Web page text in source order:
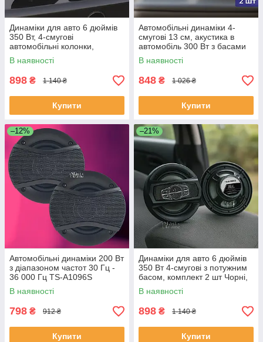
Динаміки для авто 6 дюймів
350 Вт, 4-смугові
автомобільні колонки,
комплект 2 шт Чорні, TS-
A1695S
В наявності
898 ₴ 1 140 ₴
Купити
Автомобільні динаміки 4-
смугові 13 см, акустика в
автомобіль 300 Вт з басами
30-36000 Гц, TS-A1395S
В наявності
848 ₴ 1 026 ₴
Купити
–12%
Автомобільні динаміки 200 Вт
з діапазоном частот 30 Гц -
36 000 Гц TS-A1096S
В наявності
798 ₴ 912 ₴
Купити
–21%
Динаміки для авто 6 дюймів
350 Вт 4-смугові з потужним
басом, комплект 2 шт Чорні,
TS-A1695S-D1
В наявності
898 ₴ 1 140 ₴
Купити